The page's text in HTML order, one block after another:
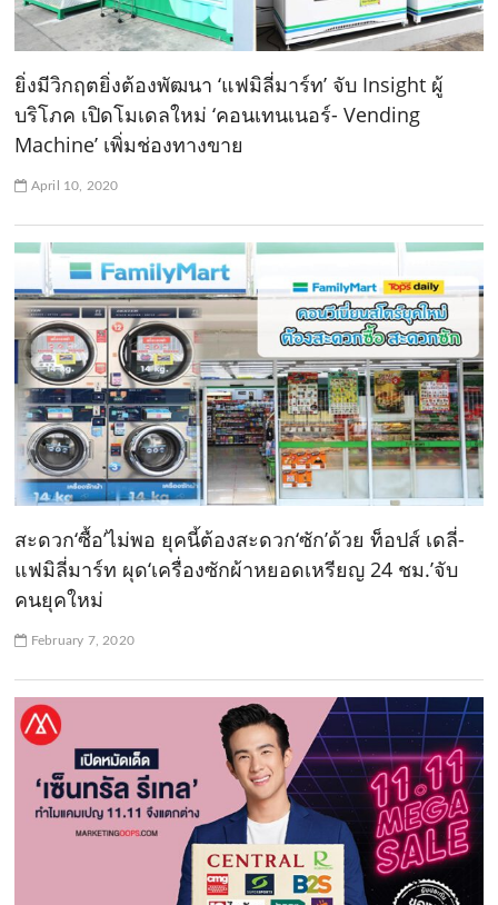
ยิ่งมีวิกฤตยิ่งต้องพัฒนา ‘แฟมิลี่มาร์ท’ จับ Insight ผู้
บริโภค เปิดโมเดลใหม่ ‘คอนเทนเนอร์- Vending
Machine’ เพิ่มช่องทางขาย
April 10, 2020
สะดวก‘ซื้อ’ไม่พอ ยุคนี้ต้องสะดวก‘ซัก’ด้วย ท็อปส์ เดลี่-
แฟมิลี่มาร์ท ผุด‘เครื่องซักผ้าหยอดเหรียญ 24 ชม.’จับ
คนยุคใหม่
February 7, 2020